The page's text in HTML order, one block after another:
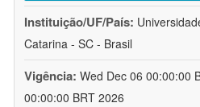
Instituição/UF/País:
Catarina - SC - Brasil
Vigência: Wed Dec 06 00:00:00
00:00:00 BRT 2026